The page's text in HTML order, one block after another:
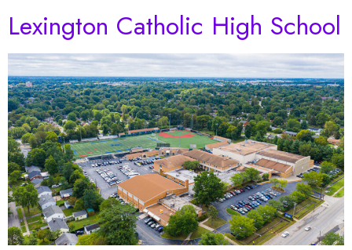
Lexington Catholic High School